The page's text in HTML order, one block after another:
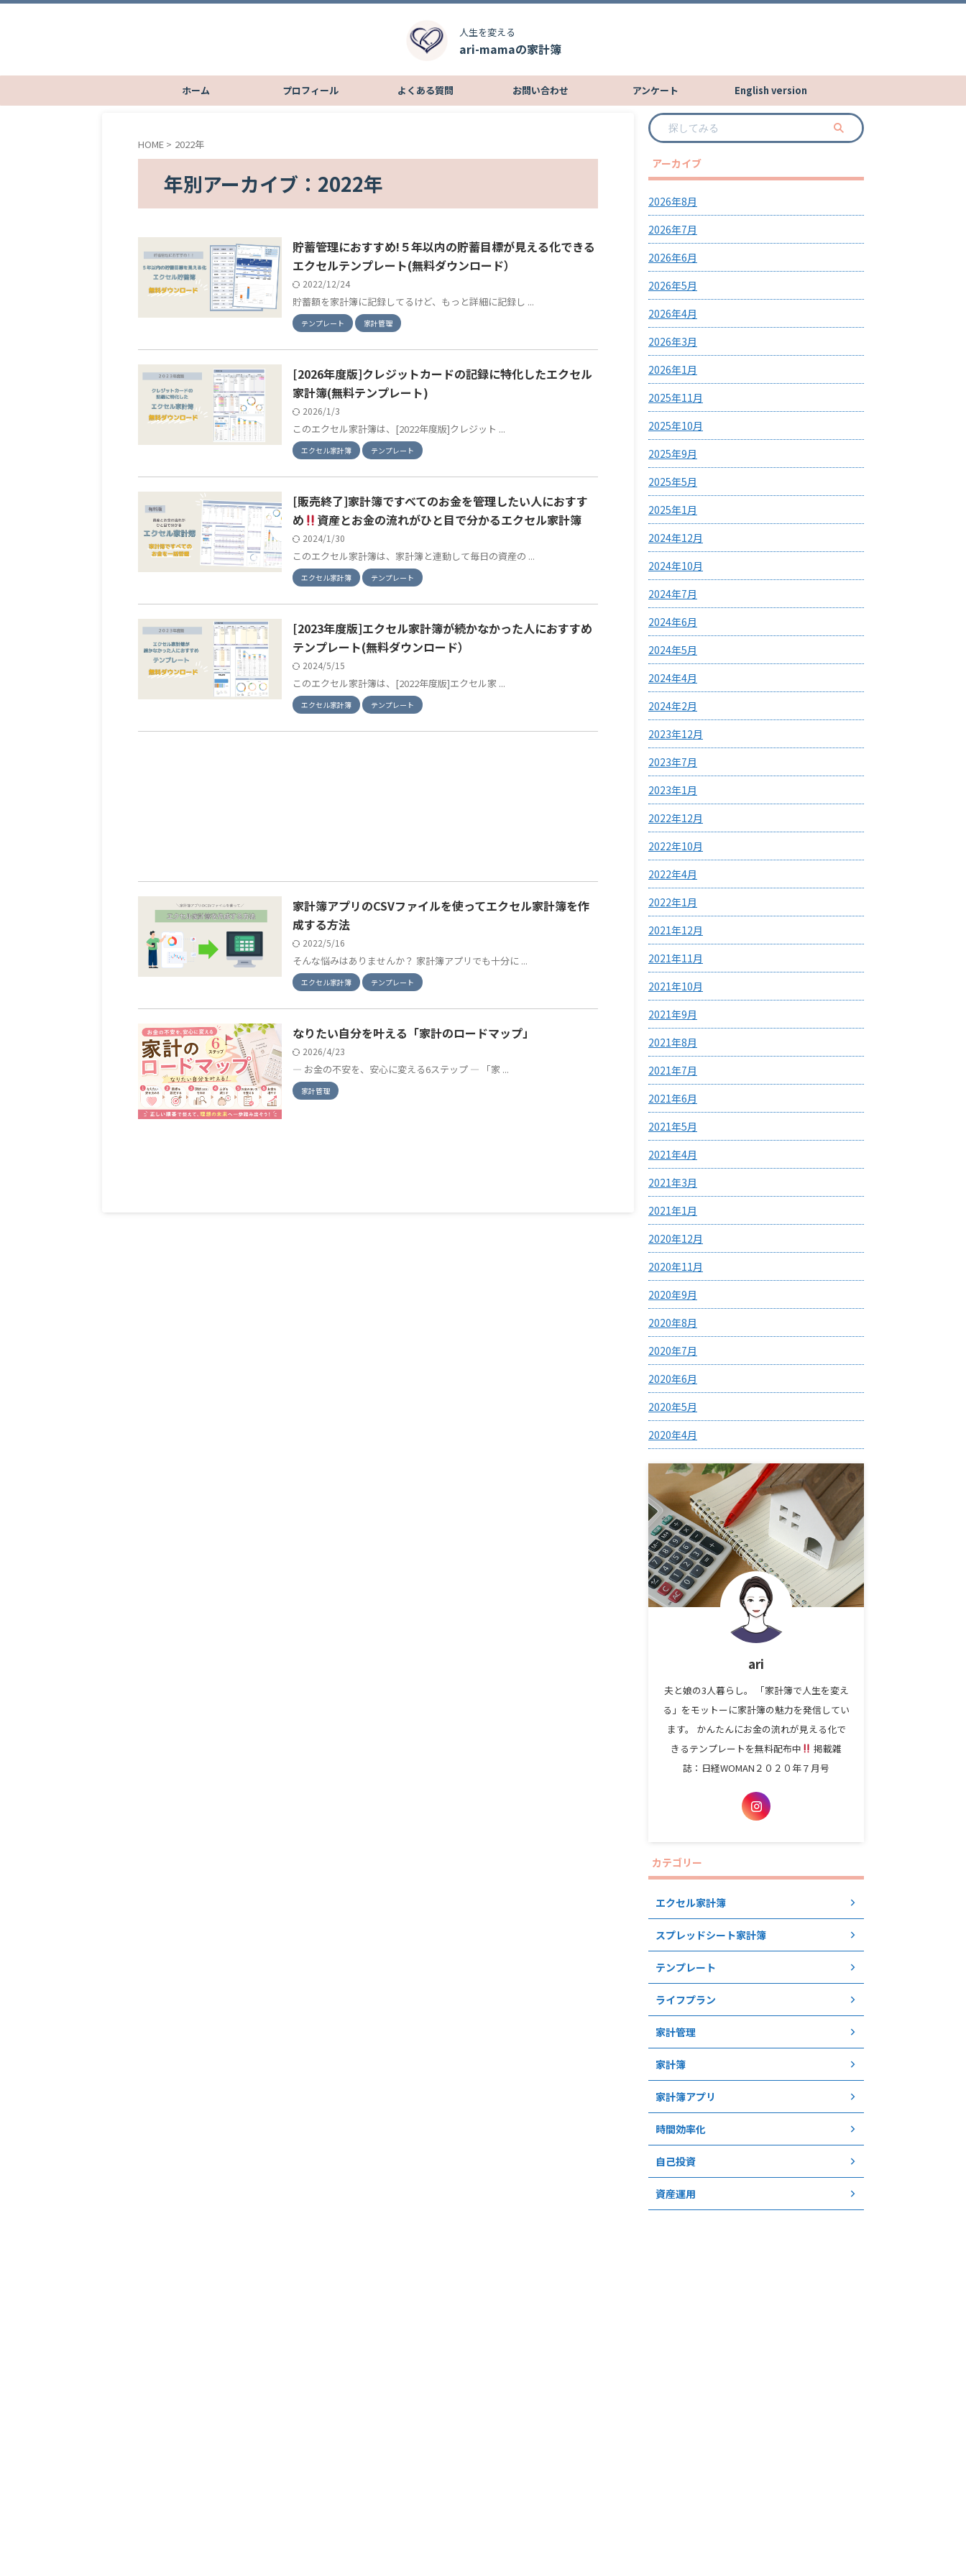
人生を変える
ari-mamaの家計簿
ホーム プロフィール よくある質問 お問い合わせ アンケート English version
HOME > 2022年
年別アーカイブ：2022年
貯蓄管理におすすめ!５年以内の貯蓄目標が見える化できる
エクセルテンプレート(無料ダウンロード）
2022/12/24
貯蓄額を家計簿に記録してるけど、もっと詳細に記録し ...
テンプレート 家計管理
[2026年度版]クレジットカードの記録に特化したエクセル
家計簿(無料テンプレート)
2026/1/3
このエクセル家計簿は、[2022年度版]クレジット ...
エクセル家計簿 テンプレート
[販売終了]家計簿ですべてのお金を管理したい人におすす
め
資産とお金の流れがひと目で分かるエクセル家計簿
2024/1/30
このエクセル家計簿は、家計簿と連動して毎日の資産の ...
エクセル家計簿 テンプレート
[2023年度版]エクセル家計簿が続かなかった人におすすめ
テンプレート(無料ダウンロード）
2024/5/15
このエクセル家計簿は、[2022年度版]エクセル家 ...
エクセル家計簿 テンプレート
家計簿アプリのCSVファイルを使ってエクセル家計簿を作
成する方法
2022/5/16
そんな悩みはありませんか？ 家計簿アプリでも十分に ...
エクセル家計簿 テンプレート
なりたい自分を叶える「家計のロードマップ」
2026/4/23
— お金の不安を、安心に変える6ステップ — 「家 ...
家計管理
アーカイブ
2026年8月
2026年7月
2026年6月
2026年5月
2026年4月
2026年3月
2026年1月
2025年11月
2025年10月
2025年9月
2025年5月
2025年1月
2024年12月
2024年10月
2024年7月
2024年6月
2024年5月
2024年4月
2024年2月
2023年12月
2023年7月
2023年1月
2022年12月
2022年10月
2022年4月
2022年1月
2021年12月
2021年11月
2021年10月
2021年9月
2021年8月
2021年7月
2021年6月
2021年5月
2021年4月
2021年3月
2021年1月
2020年12月
2020年11月
2020年9月
2020年8月
2020年7月
2020年6月
2020年5月
2020年4月
ari
夫と娘の3人暮らし。 「家計簿で人生を変え
る」をモットーに家計簿の魅力を発信してい
ます。 かんたんにお金の流れが見える化で
きるテンプレートを無料配布中
掲載雑
誌：日経WOMAN２０２０年７月号
カテゴリー
エクセル家計簿
スプレッドシート家計簿
テンプレート
ライフプラン
家計管理
家計簿
家計簿アプリ
時間効率化
自己投資
資産運用